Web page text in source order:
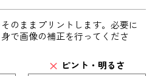
のままプリントします。必要に
で画像の補正を行ってくださ
ピント・明るさ